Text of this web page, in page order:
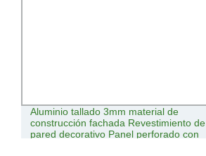
Línea de envasado automático de
caramelos a granel con inserto de bolsa
de plástico y máquina selladora de